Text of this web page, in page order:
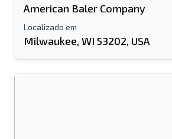
American Baler Company
Localizado em
Milwaukee, WI 53202, USA